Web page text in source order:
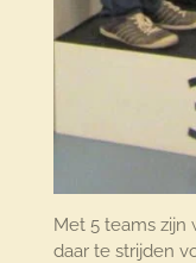
Met 5 teams zijn
daar te strijden